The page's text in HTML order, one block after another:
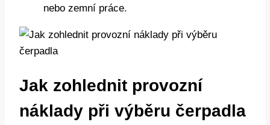
nebo zemní práce.
Jak zohlednit provozní
náklady při výběru čerpadla